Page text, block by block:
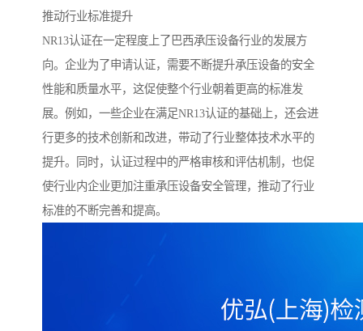
推动行业标准提升
NR13认证在一定程度上了巴西承压设备行业的发展方
向。企业为了申请认证，需要不断提升承压设备的安全
性能和质量水平，这促使整个行业朝着更高的标准发
展。例如，一些企业在满足NR13认证的基础上，还会进
行更多的技术创新和改进，带动了行业整体技术水平的
提升。同时，认证过程中的严格审核和评估机制，也促
使行业内企业更加注重承压设备安全管理，推动了行业
标准的不断完善和提高。